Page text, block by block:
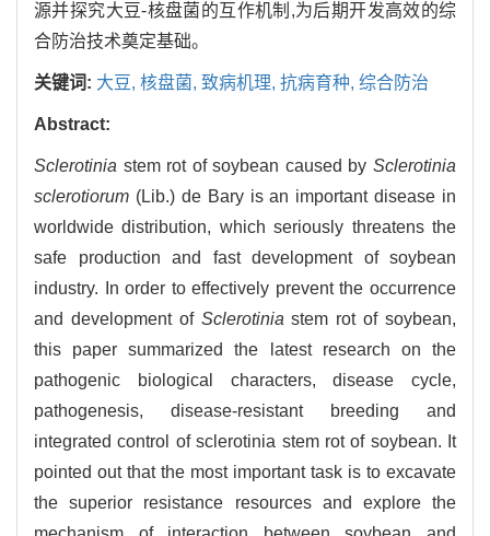
源并探究大豆-核盘菌的互作机制,为后期开发高效的综
合防治技术奠定基础。
关键词: 大豆, 核盘菌, 致病机理, 抗病育种, 综合防治
Abstract:
Sclerotinia stem rot of soybean caused by Sclerotinia
sclerotiorum (Lib.) de Bary is an important disease in
worldwide distribution, which seriously threatens the
safe production and fast development of soybean
industry. In order to effectively prevent the occurrence
and development of Sclerotiniastem rot of soybean,
this paper summarized the latest research on the
pathogenic biological characters, disease cycle,
pathogenesis, disease-resistant breeding and
integrated control of sclerotinia stem rot of soybean. It
pointed out that the most important task is to excavate
the superior resistance resources and explore the